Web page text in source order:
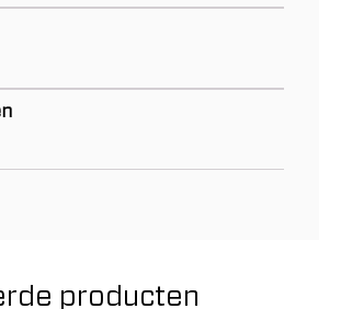
producten